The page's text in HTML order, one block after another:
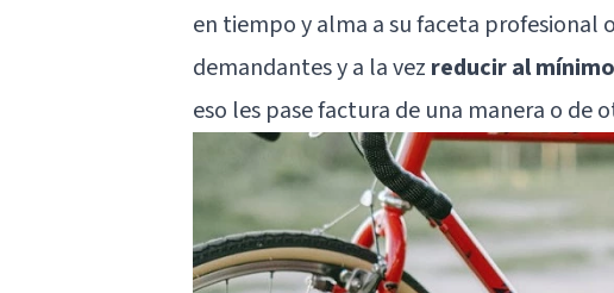
en tiempo y alma a su faceta profesional
demandantes y a la vez reducir al
eso les pase factura de una manera o de